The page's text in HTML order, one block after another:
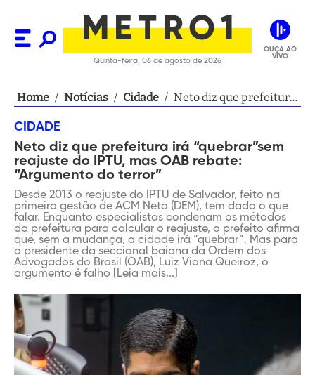
Quinta-feira, 06 de agosto de 2026
OUÇA AO
VIVO
Home / Notícias / Cidade / Neto diz que prefeitura
OAB rebate:
“Argumento do terror”
CIDADE
Neto diz que prefeitura irá “quebrar”sem
reajuste do IPTU, mas OAB rebate:
“Argumento do terror”
Desde 2013 o reajuste do IPTU de Salvador, feito na
primeira gestão de ACM Neto (DEM), tem dado o que
falar. Enquanto especialistas condenam os métodos
da prefeitura para calcular o reajuste, o prefeito afirma
que, sem a mudança, a cidade irá “quebrar”. Mas para
o presidente da seccional baiana da Ordem dos
Advogados do Brasil (OAB), Luiz Viana Queiroz, o
argumento é falho [Leia mais...]